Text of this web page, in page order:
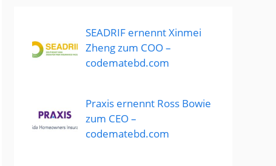
SEADRIF ernennt Xinmei
Zheng zum COO –
codematebd.com
Praxis ernennt Ross Bowie
zum CEO –
codematebd.com